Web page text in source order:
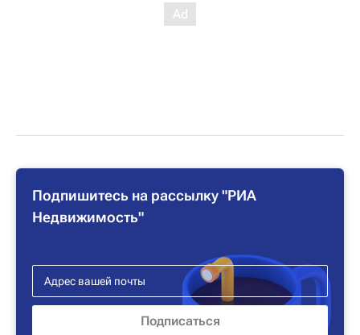
Подпишитесь на рассылку "РИА
Недвижимость"